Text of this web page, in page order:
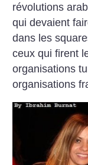
révolutions
qui devaient
dans les
ceux qui firent
organisations
organisations